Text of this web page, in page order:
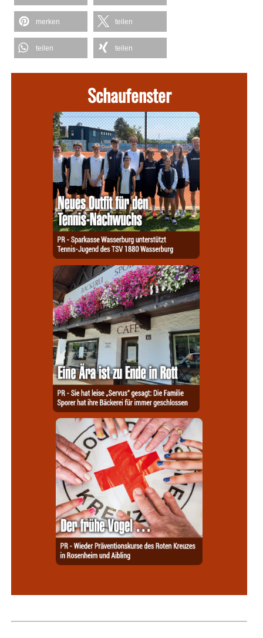
merken teilen
teilen teilen
Schaufenster